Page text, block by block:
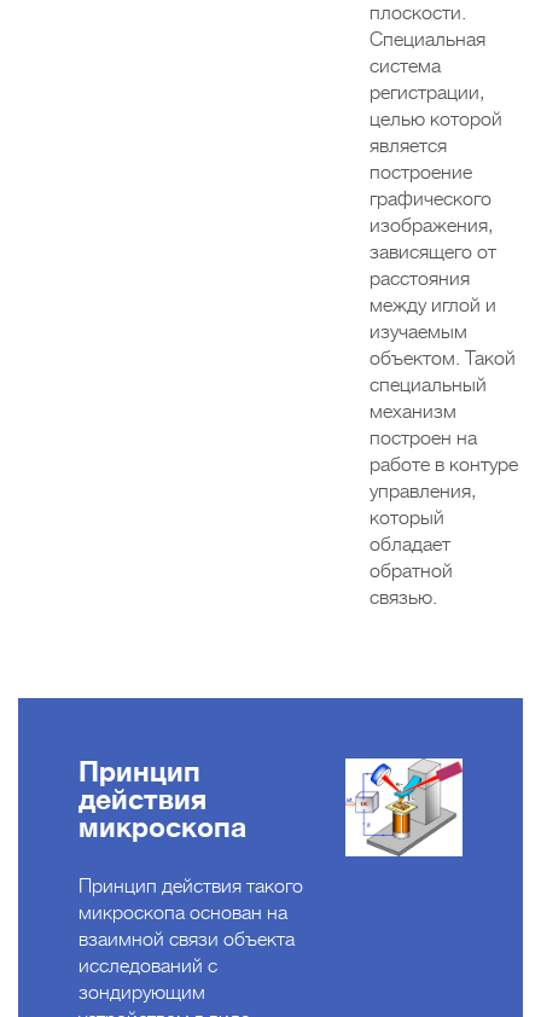
плоскости.
Специальная
система
регистрации,
целью которой
является
построение
графического
изображения,
зависящего от
расстояния
между иглой и
изучаемым
объектом. Такой
специальный
механизм
построен на
работе в контуре
управления,
который
обладает
обратной
связью.
Принцип
действия
микроскопа
Принцип действия такого
микроскопа основан на
взаимной связи объекта
исследований с
зондирующим